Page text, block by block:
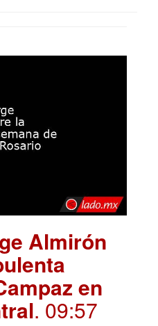
Almirón
en
. 09:57